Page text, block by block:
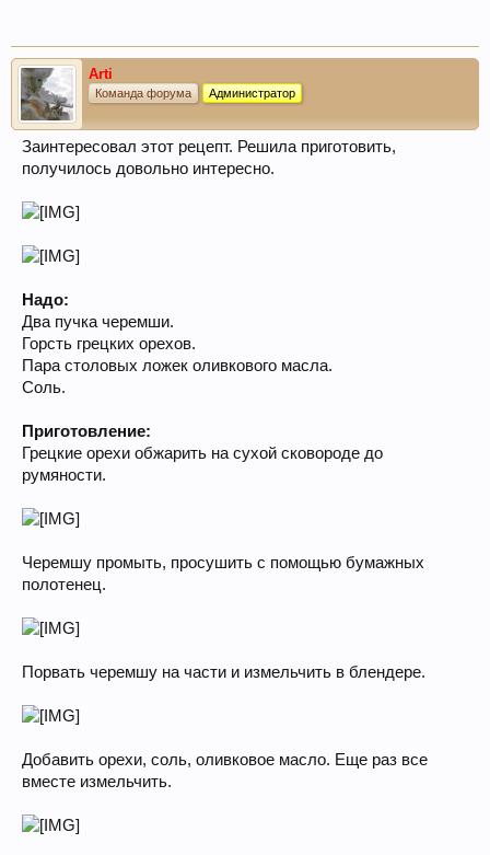
Arti
Команда форума Администратор
Заинтересовал этот рецепт. Решила приготовить,
получилось довольно интересно.
Надо:
Два пучка черемши.
Горсть грецких орехов.
Пара столовых ложек оливкового масла.
Соль.
Приготовление:
Грецкие орехи обжарить на сухой сковороде до
румяности.
Черемшу промыть, просушить с помощью бумажных
полотенец.
Порвать черемшу на части и измельчить в блендере.
Добавить орехи, соль, оливковое масло. Еще раз все
вместе измельчить.